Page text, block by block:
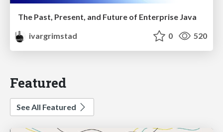
The Past, Present, and Future of Enterprise Java
ivargrimstad
0 520
Featured
See All Featured